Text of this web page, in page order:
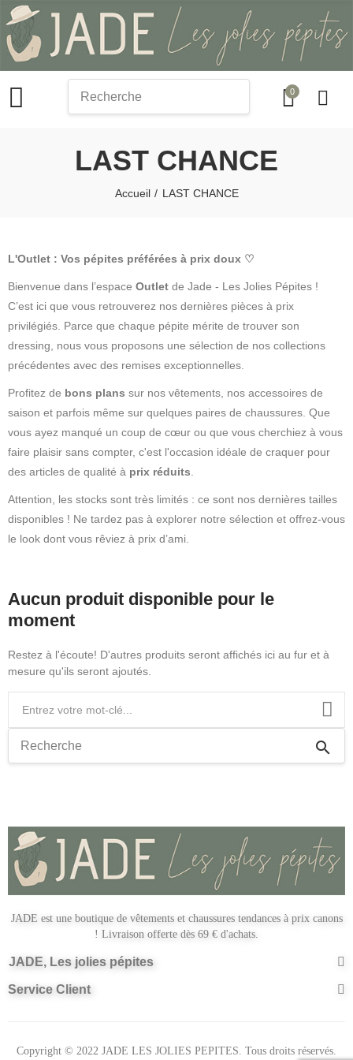
0
LAST CHANCE
Accueil LAST CHANCE
L'Outlet : Vos pépites préférées à prix doux ♡
Bienvenue dans l’espace Outlet de Jade - Les Jolies Pépites !
C’est ici que vous retrouverez nos dernières pièces à prix
privilégiés. Parce que chaque pépite mérite de trouver son
dressing, nous vous proposons une sélection de nos collections
précédentes avec des remises exceptionnelles.
Profitez de bons plans sur nos vêtements, nos accessoires de
saison et parfois même sur quelques paires de chaussures. Que
vous ayez manqué un coup de cœur ou que vous cherchiez à vous
faire plaisir sans compter, c'est l'occasion idéale de craquer pour
des articles de qualité à prix réduits.
Attention, les stocks sont très limités : ce sont nos dernières tailles
disponibles ! Ne tardez pas à explorer notre sélection et offrez-vous
le look dont vous rêviez à prix d’ami.
Aucun produit disponible pour le
moment
Restez à l'écoute! D'autres produits seront affichés ici au fur et à
mesure qu'ils seront ajoutés.
search
JADE est une boutique de vêtements et chaussures tendances à prix canons
! Livraison offerte dès 69 € d'achats.
JADE, Les jolies pépites
Service Client
Copyright © 2022 JADE LES JOLIES PEPITES. Tous droits réservés.